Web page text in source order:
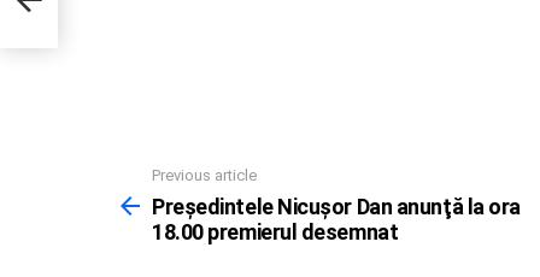
more
Previous article
Preşedintele Nicuşor Dan anunţă la ora
18.00 premierul desemnat